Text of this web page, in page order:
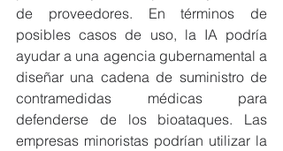
de proveedores. En términos de
posibles casos de uso, la IA podría
ayudar a una agencia gubernamental a
diseñar una cadena de suministro de
contramedidas médicas para
defenderse de los bioataques. Las
empresas minoristas podrían utilizar la